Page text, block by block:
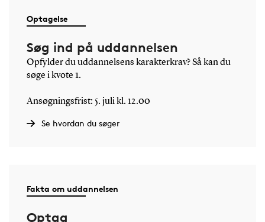
Optagelse
Søg ind på uddannelsen
Opfylder du uddannelsens karakterkrav? Så kan du
søge i kvote 1.
Ansøgningsfrist: 5. juli kl. 12.00
Se hvordan du søger
Fakta om uddannelsen
Optag